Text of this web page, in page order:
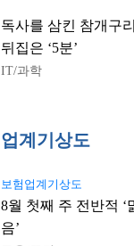
독사를 삼킨 참개구
뒤집은 ‘5분’
IT/과학
업계기상도
보험업계기상도
8월 첫째 주 전반적 ‘
음’